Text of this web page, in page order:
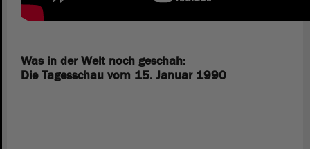
Was in der Welt noch geschah:
Die Tagesschau vom 15. Januar 1990